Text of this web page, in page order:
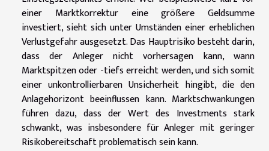
einer Marktkorrektur eine größere Geldsumme
investiert, sieht sich unter Umständen einer erheblichen
Verlustgefahr ausgesetzt. Das Hauptrisiko besteht darin,
dass der Anleger nicht vorhersagen kann, wann
Marktspitzen oder -tiefs erreicht werden, und sich somit
einer unkontrollierbaren Unsicherheit hingibt, die den
Anlagehorizont beeinflussen kann. Marktschwankungen
führen dazu, dass der Wert des Investments stark
schwankt, was insbesondere für Anleger mit geringer
Risikobereitschaft problematisch sein kann.